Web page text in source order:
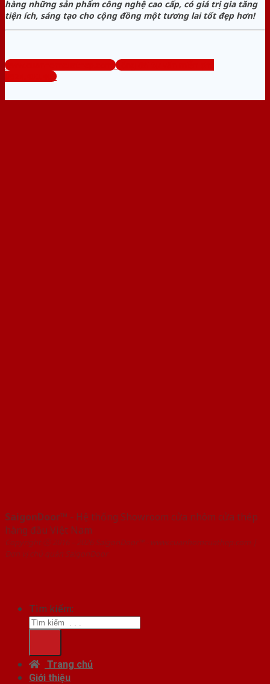
hàng những sản phẩm công nghệ cao cấp, có giá trị gia tăng
tiện ích, sáng tạo cho cộng đồng một tương lai tốt đẹp hơn!
www.cuanhomcuathep.com
Tổng đài tư vấn miễn phí:
0824.400.400
SaigonDoor™ - Hệ thống Showroom cửa nhôm cửa thép
hàng đầu Việt Nam
Copyright ⓒ 2016 – 2026 SaigonDoor™ - www.cuanhomcuathep.com |
Đơn vị chủ quản SaigonDoor
Tìm kiếm:
Trang chủ
Giới thiệu